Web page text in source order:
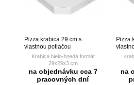
Pizza krabica 29 cm s
vlastnou potlačou
Krabica bielo-hnedá formát
29x29x3 cm
s vlastnou potlačou v jednej
farbe
na objednávku cca 7
pracovných dní
Pizza
s
na